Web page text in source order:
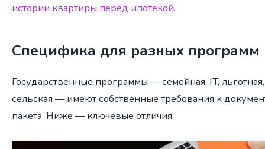
истории квартиры перед ипотекой.
Специфика для разных программ
Государственные программы — семейная, IT,
сельская — имеют собственные требования к
пакета. Ниже — ключевые отличия.